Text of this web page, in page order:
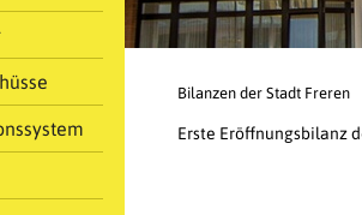
Bilanzen der Stadt Freren
Erste Eröffnungsbilanz